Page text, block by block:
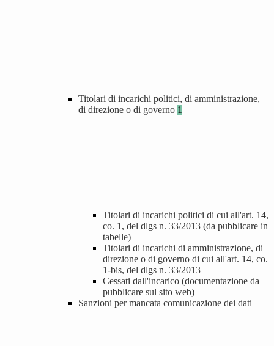
Titolari di incarichi politici, di amministrazione,
di direzione o di governo 1
Titolari di incarichi politici di cui all'art. 14,
co. 1, del dlgs n. 33/2013 (da pubblicare in
tabelle)
Titolari di incarichi di amministrazione, di
direzione o di governo di cui all'art. 14, co.
1-bis, del dlgs n. 33/2013
Cessati dall'incarico (documentazione da
pubblicare sul sito web)
Sanzioni per mancata comunicazione dei dati